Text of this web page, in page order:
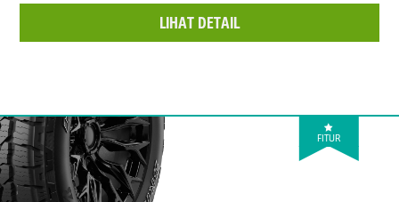
LIHAT DETAIL
FITUR